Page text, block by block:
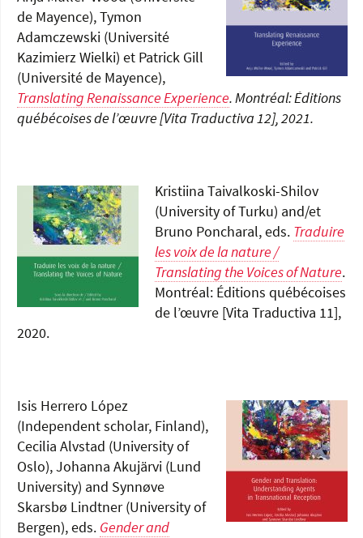
de Mayence), Tymon
Adamczewski (Université
Kazimierz Wielki) et Patrick Gill
(Université de Mayence),
Translating Renaissance Experience. Montréal: Éditions
québécoises de l’œuvre [Vita Traductiva 12], 2021.
Kristiina Taivalkoski-Shilov
(University of Turku) and/et
Bruno Poncharal, eds. Traduire
les voix de la nature /
Translating the Voices of Nature.
Montréal: Éditions québécoises
de l’œuvre [Vita Traductiva 11],
2020.
Isis Herrero López
(Independent scholar, Finland),
Cecilia Alvstad (University of
Oslo), Johanna Akujärvi (Lund
University) and Synnøve
Skarsbø Lindtner (University of
Bergen), eds. Gender and